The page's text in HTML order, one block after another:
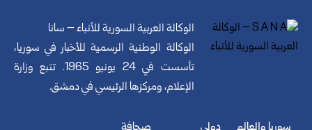
الوكالة العربية السورية للأنباء – سانا
الوكالة الوطنية الرسمية للأخبار في سوريا،
تأسست في 24 يونيو 1965. تتبع وزارة
الإعلام، ومركزها الرئيسي في دمشق.